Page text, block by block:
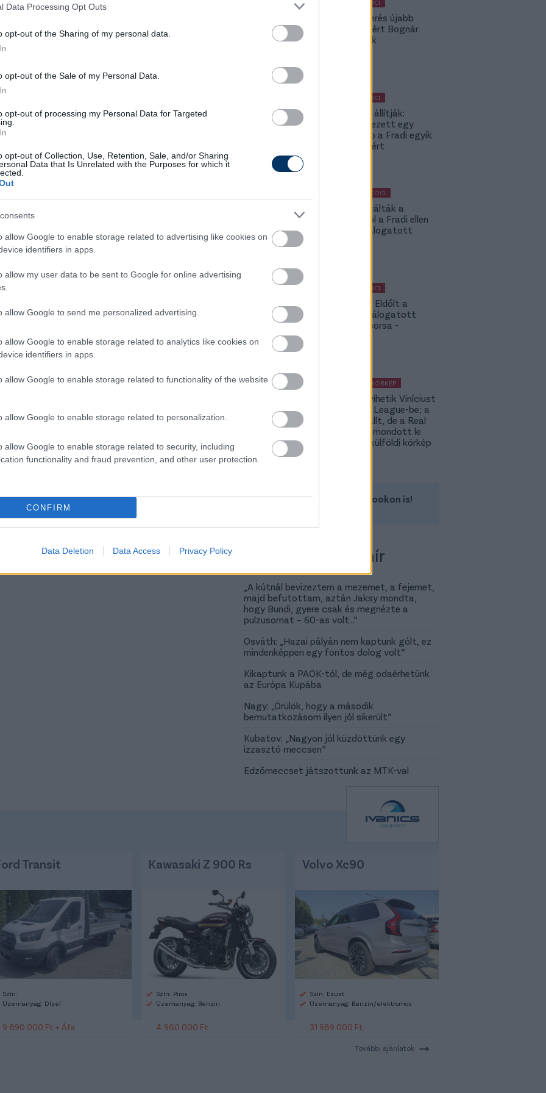
Data Processing Opt Outs
opt-out of the Sharing of my personal data.
opt-out of the Sale of my Personal Data.
opt-out of processing my Personal Data for Targeted
opt-out of Collection, Use, Retention, Sale, and/or Sharing
Data that Is Unrelated with the Purposes for which it
allow Google to enable storage related to advertising like cookies on
identifiers in apps.
allow my user data to be sent to Google for online advertising
allow Google to send me personalized advertising.
allow Google to enable storage related to analytics like cookies on
identifiers in apps.
allow Google to enable storage related to functionality of the website
allow Google to enable storage related to personalization.
allow Google to enable storage related to security, including
functionality and fraud prevention, and other user protection.
CONFIRM
Data Deletion Data Access Privacy Policy
a keretbe.
egy visszalépő török klubtól, akkor a
játékjogát szerezték meg.
Gaziantep FK
resmî teklif yaptı.
March 2, 2023
"Határozottan csalódott
és türelmetlenül várok" - az
keretből kimaradt légiós a
Xavier Mercier csalódott, hogy kimaradt a
EL-keretből és türelmetlenül vár a
A 33 éves középpályás ugyanakkor
is a Ferencváros játékosa marad.
Elolvasom
az elsők között legyen a Google-
#ÁTIGAZOLÁSOK
MAGYAR FOCI
A Fradi-verés újabb
kispadot ért Bognár
Györgynek
MAGYAR FOCI
Külföldön állítják:
Bejelentkezett egy
neves klub a Fradi egyik
legjobbjáért
KÜLFÖLDI FOCI
Máris kiutálták a
csapatból a Fradi ellen
betliző válogatott
MAGYAR FOCI
Légiósok: Eldőlt a
magyar válogatott
támadó sorsa -
KÜLFÖLDI KÖRKÉP
Ennyiért vihetik Viníciust
a Premier League-be; a
PSG kiszállt, de a Real
még nem mondott le
Rodriról- külföldi körkép
Kövess minket a Facebookon is!
Még több Fradi-hír
„A kútnál bevizeztem a mezemet, a fejemet,
majd befutottam, aztán Jaksy mondta,
hogy Bundi, gyere csak és megnézte a
pulzusomat – 60-as volt…”
Osváth: „Hazai pályán nem kaptunk gólt, ez
mindenképpen egy fontos dolog volt”
Kikaptunk a PAOK-tól, de még odaérhetünk
az Európa Kupába
Nagy: „Örülök, hogy a második
bemutatkozásom ilyen jól sikerült”
Kubatov: „Nagyon jól küzdöttünk egy
izzasztó meccsen”
Edzőmeccset játszottunk az MTK-val
Transit
Szín:
Üzemanyag: Dízel
9 890 000 Ft + Áfa
Kawasaki Z 900 Rs
Szín: Piros
Üzemanyag: Benzin
4 960 000 Ft
Volvo Xc90
Szín: Ezüst
Üzemanyag: Benzin/elektromos
31 989 000 Ft
További ajánlatok